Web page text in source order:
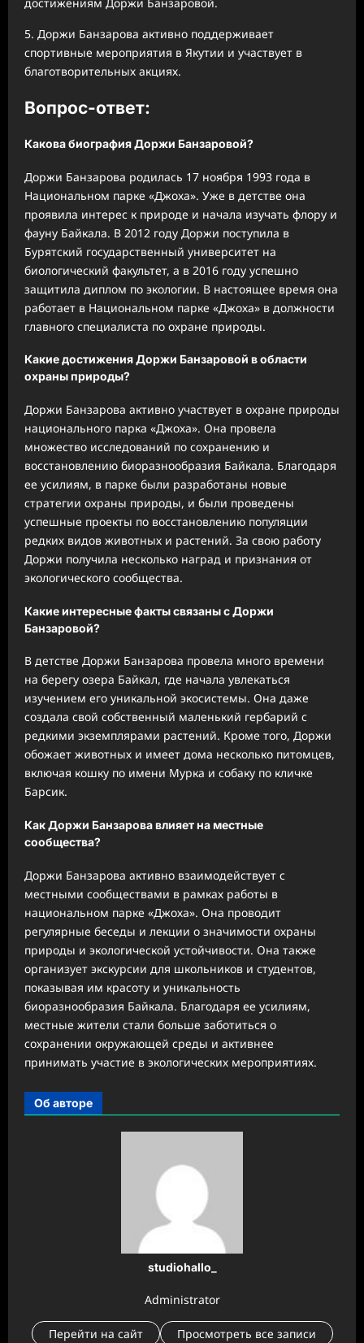
5. Доржи Банзарова активно поддерживает
спортивные мероприятия в Якутии и участвует в
благотворительных акциях.
Вопрос-ответ:
Какова биография Доржи Банзаровой?
Доржи Банзарова родилась 17 ноября 1993 года в
Национальном парке «Джоха». Уже в детстве она
проявила интерес к природе и начала изучать флору и
фауну Байкала. В 2012 году Доржи поступила в
Бурятский государственный университет на
биологический факультет, а в 2016 году успешно
защитила диплом по экологии. В настоящее время она
работает в Национальном парке «Джоха» в должности
главного специалиста по охране природы.
Какие достижения Доржи Банзаровой в области
охраны природы?
Доржи Банзарова активно участвует в охране природы
национального парка «Джоха». Она провела
множество исследований по сохранению и
восстановлению биоразнообразия Байкала. Благодаря
ее усилиям, в парке были разработаны новые
стратегии охраны природы, и были проведены
успешные проекты по восстановлению популяции
редких видов животных и растений. За свою работу
Доржи получила несколько наград и признания от
экологического сообщества.
Какие интересные факты связаны с Доржи
Банзаровой?
В детстве Доржи Банзарова провела много времени
на берегу озера Байкал, где начала увлекаться
изучением его уникальной экосистемы. Она даже
создала свой собственный маленький гербарий с
редкими экземплярами растений. Кроме того, Доржи
обожает животных и имеет дома несколько питомцев,
включая кошку по имени Мурка и собаку по кличке
Барсик.
Как Доржи Банзарова влияет на местные
сообщества?
Доржи Банзарова активно взаимодействует с
местными сообществами в рамках работы в
национальном парке «Джоха». Она проводит
регулярные беседы и лекции о значимости охраны
природы и экологической устойчивости. Она также
организует экскурсии для школьников и студентов,
показывая им красоту и уникальность
биоразнообразия Байкала. Благодаря ее усилиям,
местные жители стали больше заботиться о
сохранении окружающей среды и активнее
принимать участие в экологических мероприятиях.
Об авторе
studiohallo_
Administrator
Перейти на сайт Просмотреть все записи